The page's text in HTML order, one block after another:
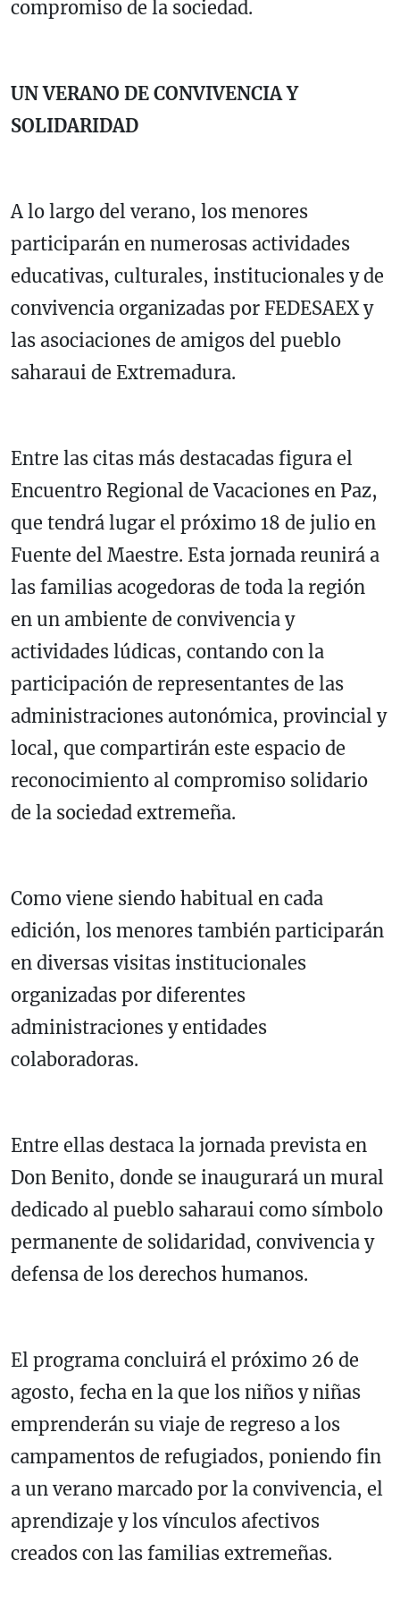
compromiso de la sociedad.
UN VERANO DE CONVIVENCIA Y
SOLIDARIDAD
A lo largo del verano, los menores
participarán en numerosas actividades
educativas, culturales, institucionales y de
convivencia organizadas por FEDESAEX y
las asociaciones de amigos del pueblo
saharaui de Extremadura.
Entre las citas más destacadas figura el
Encuentro Regional de Vacaciones en Paz,
que tendrá lugar el próximo 18 de julio en
Fuente del Maestre. Esta jornada reunirá a
las familias acogedoras de toda la región
en un ambiente de convivencia y
actividades lúdicas, contando con la
participación de representantes de las
administraciones autonómica, provincial y
local, que compartirán este espacio de
reconocimiento al compromiso solidario
de la sociedad extremeña.
Como viene siendo habitual en cada
edición, los menores también participarán
en diversas visitas institucionales
organizadas por diferentes
administraciones y entidades
colaboradoras.
Entre ellas destaca la jornada prevista en
Don Benito, donde se inaugurará un mural
dedicado al pueblo saharaui como símbolo
permanente de solidaridad, convivencia y
defensa de los derechos humanos.
El programa concluirá el próximo 26 de
agosto, fecha en la que los niños y niñas
emprenderán su viaje de regreso a los
campamentos de refugiados, poniendo fin
a un verano marcado por la convivencia, el
aprendizaje y los vínculos afectivos
creados con las familias extremeñas.